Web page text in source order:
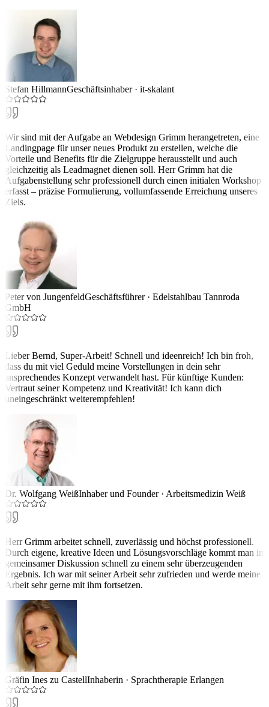
Stefan HillmannGeschäftsinhaber· it-skalant
Wir sind mit der Aufgabe an Webdesign Grimm herangetreten, eine
Landingpage für unser neues Produkt zu erstellen, welche die
Vorteile und Benefits für die Zielgruppe herausstellt und auch
gleichzeitig als Leadmagnet dienen soll. Herr Grimm hat die
Aufgabenstellung sehr professionell durch einen initialen Workshop
erfasst – präzise Formulierung, vollumfassende Erreichung unseres
Ziels.
Peter von JungenfeldGeschäftsführer· Edelstahlbau Tannroda
GmbH
Lieber Bernd, Super-Arbeit! Schnell und ideenreich! Ich bin froh,
dass du mit viel Geduld meine Vorstellungen in dein sehr
ansprechendes Konzept verwandelt hast. Für künftige Kunden:
Vertraut seiner Kompetenz und Kreativität! Ich kann dich
uneingeschränkt weiterempfehlen!
Dr. Wolfgang WeißInhaber und Founder· Arbeitsmedizin Weiß
Herr Grimm arbeitet schnell, zuverlässig und höchst professionell.
Durch eigene, kreative Ideen und Lösungsvorschläge kommt man in
gemeinsamer Diskussion schnell zu einem sehr überzeugenden
Ergebnis. Ich war mit seiner Arbeit sehr zufrieden und werde meine
Arbeit sehr gerne mit ihm fortsetzen.
Gräfin Ines zu CastellInhaberin · Sprachtherapie Erlangen